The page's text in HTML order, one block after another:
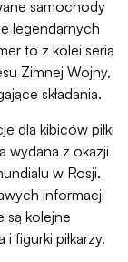
samochody
legendarnych
to z kolei seria
Zimnej Wojny,
składania.
dla kibiców piłki
wydana z okazji
w Rosji.
informacji
są kolejne
figurki piłkarzy.